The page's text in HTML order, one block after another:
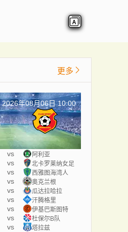
更多
2026年08月06日 10:00
vs 阿利亚
vs 北卡罗莱纳女足
vs 西雅图海湾人
vs 奥克兰根
vs 瓜达拉哈拉
vs 汗腾格里
vs 伊基巴斯图特
vs 杜保尔B队
vs 塔拉兹